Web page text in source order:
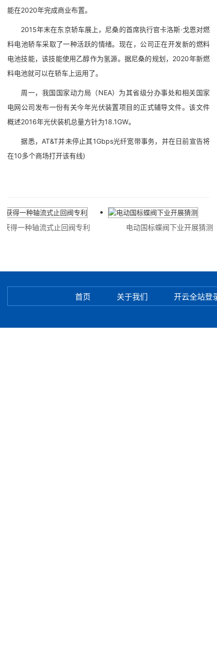
能在2020年完成商业布置。
2015年末在东京轿车展上，尼桑的首席执行官卡洛斯·戈恩对燃
料电池轿车采取了一种活跃的情绪。现在，公司正在开发新的燃料
电池技能，该技能使用乙醇作为氢源。据尼桑的规划，2020年新燃
料电池就可以在轿车上运用了。
周一，我国国家动力局（NEA）为其省级分办事处和相关国家
电网公司发布一份有关今年光伏装置项目的正式辅导文件。该文件
概述2016年光伏装机总量方针为18.1GW。
据悉，AT&T并未停止其1Gbps光纤宽带事务，并在日前宣告将
在10多个商场打开该有线)
得一种轴流式止回阀专利 电动国标蝶阀下业开展猜测
首页 关于我们 开云全站登